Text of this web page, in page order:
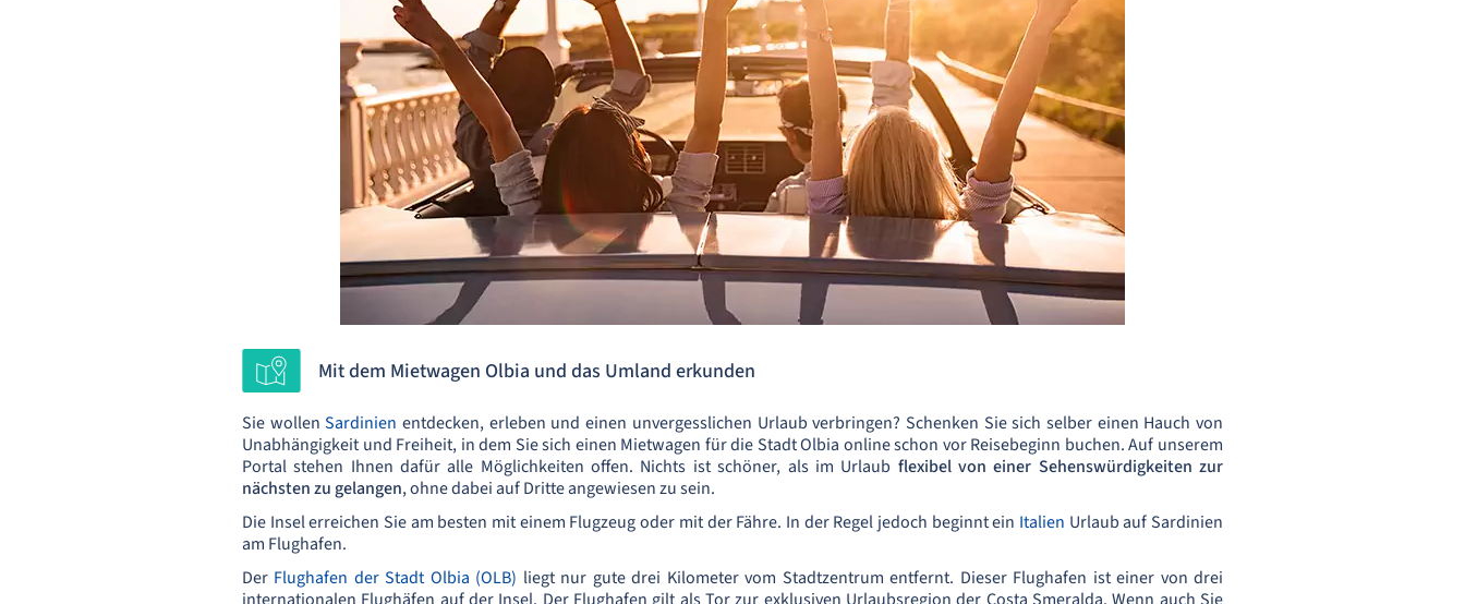
Mit dem Mietwagen Olbia und das Umland erkunden
Sie wollenSardinienentdecken, erleben und einen unvergesslichen Urlaub verbringen? Schenken Sie sich selber einen Hauch von
Unabhängigkeit und Freiheit, in dem Sie sich einen Mietwagen für die Stadt Olbia online schon vor Reisebeginn buchen. Auf unserem
Portal stehen Ihnen dafür alle Möglichkeiten offen. Nichts ist schöner, als im Urlaub flexibel von einer Sehenswürdigkeiten zur
nächsten zu gelangen, ohne dabei auf Dritte angewiesen zu sein.
Die Insel erreichen Sie am besten mit einem Flugzeug oder mit der Fähre. In der Regel jedoch beginnt ein Italien Urlaub auf Sardinien
am Flughafen.
Der Flughafen der Stadt Olbia (OLB) liegt nur gute drei Kilometer vom Stadtzentrum entfernt. Dieser Flughafen ist einer von drei